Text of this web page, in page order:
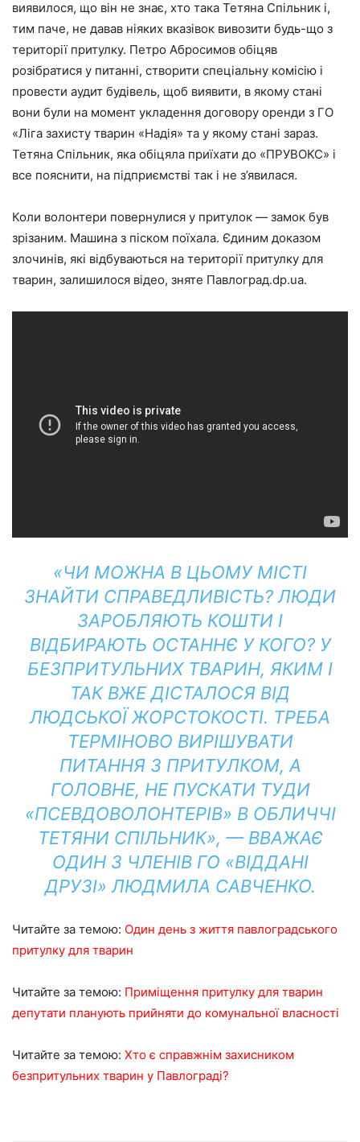
виявилося, що він не знає, хто така Тетяна Спільник і,
тим паче, не давав ніяких вказівок вивозити будь-що з
території притулку. Петро Абросимов обіцяв
розібратися у питанні, створити спеціальну комісію і
провести аудит будівель, щоб виявити, в якому стані
вони були на момент укладення договору оренди з ГО
«Ліга захисту тварин «Надія» та у якому стані зараз.
Тетяна Спільник, яка обіцяла приїхати до «ПРУВОКС» і
все пояснити, на підприємстві так і не з’явилася.
Коли волонтери повернулися у притулок — замок був
зрізаним. Машина з піском поїхала. Єдиним доказом
злочинів, які відбуваються на території притулку для
тварин, залишилося відео, зняте Павлоград.dp.ua.
«ЧИ МОЖНА В ЦЬОМУ МІСТІ
ЗНАЙТИ СПРАВЕДЛИВІСТЬ? ЛЮДИ
ЗАРОБЛЯЮТЬ КОШТИ І
ВІДБИРАЮТЬ ОСТАННЄ У КОГО? У
БЕЗПРИТУЛЬНИХ ТВАРИН, ЯКИМ І
ТАК ВЖЕ ДІСТАЛОСЯ ВІД
ЛЮДСЬКОЇ ЖОРСТОКОСТІ. ТРЕБА
ТЕРМІНОВО ВИРІШУВАТИ
ПИТАННЯ З ПРИТУЛКОМ, А
ГОЛОВНЕ, НЕ ПУСКАТИ ТУДИ
«ПСЕВДОВОЛОНТЕРІВ» В ОБЛИЧЧІ
ТЕТЯНИ СПІЛЬНИК», — ВВАЖАЄ
ОДИН З ЧЛЕНІВ ГО «ВІДДАНІ
ДРУЗІ» ЛЮДМИЛА САВЧЕНКО.
Читайте за темою: Один день з життя павлоградського
притулку для тварин
Читайте за темою: Приміщення притулку для тварин
депутати планують прийняти до комунальної власності
Читайте за темою: Хто є справжнім захисником
безпритульних тварин у Павлограді?